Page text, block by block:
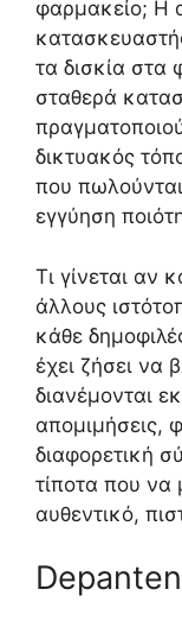
φαρμακείο; Η
τα δισκία στα
σταθερά
δικτυακός
που πωλούνται
εγγύηση
Τι γίνεται αν
άλλους
κάθε
έχει ζήσει να
διανέμονται
απομιμήσεις,
διαφορετική
τίποτα που να
αυθεντικό,